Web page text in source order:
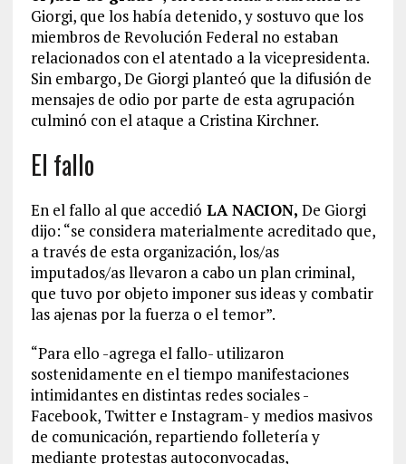
Giorgi, que los había detenido, y sostuvo que los
miembros de Revolución Federal no estaban
relacionados con el atentado a la vicepresidenta.
Sin embargo, De Giorgi planteó que la difusión de
mensajes de odio por parte de esta agrupación
culminó con el ataque a Cristina Kirchner.
El fallo
En el fallo al que accedió LA NACION, De Giorgi
dijo: “se considera materialmente acreditado que,
a través de esta organización, los/as
imputados/as llevaron a cabo un plan criminal,
que tuvo por objeto imponer sus ideas y combatir
las ajenas por la fuerza o el temor”.
“Para ello -agrega el fallo- utilizaron
sostenidamente en el tiempo manifestaciones
intimidantes en distintas redes sociales -
Facebook, Twitter e Instagram- y medios masivos
de comunicación, repartiendo folletería y
mediante protestas autoconvocadas,